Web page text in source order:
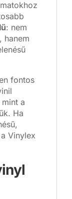
: nem
hanem
fontos
a
Ha
Vinylex